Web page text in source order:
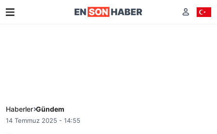
Haberler Gündem
14 Temmuz 2025 - 14:55